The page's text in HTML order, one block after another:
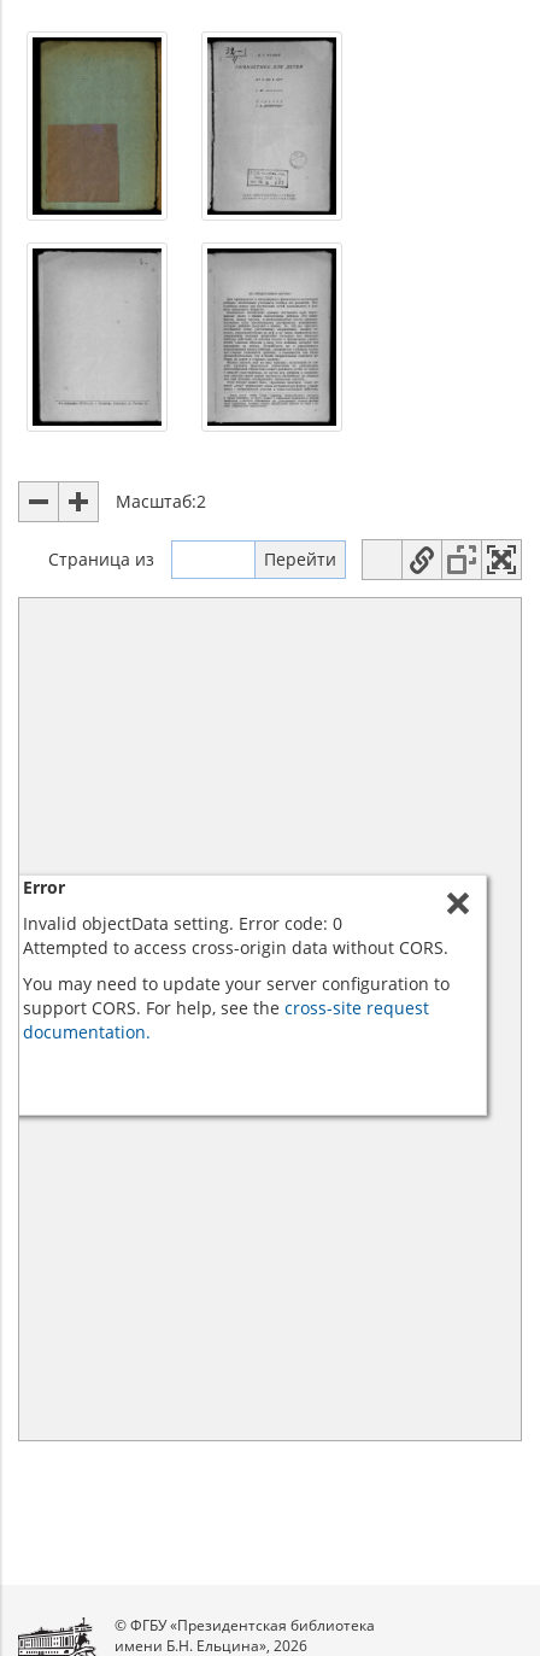
Масштаб:2
Страница из
Error
Invalid objectData setting. Error code: 0
Attempted to access cross-origin data without CORS.
You may need to update your server configuration to
support CORS. For help, see the cross-site request
documentation.
© ФГБУ «Президентская библиотека
имени Б.Н. Ельцина», 2026